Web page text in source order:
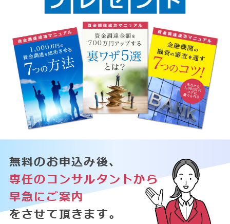
無料のお申込み後、
専任のコンサルタントから
早急にご案内
をさせて頂きます。